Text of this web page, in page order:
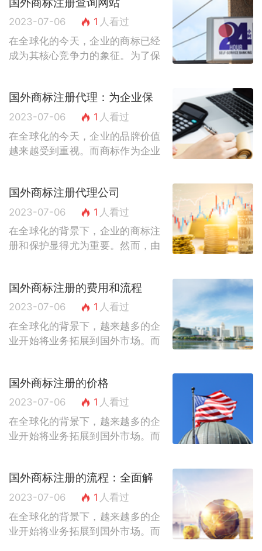
法的商标注册，企业才能在国外市
场上享有合...
2023-07-06 1 人看过
在全球化的今天，企业的商标已经
成为其核心竞争力的象征。为了保
国外商标注册的查询工作，对于大
部分企业来...
国外商标注册代理：为企业保
驾护航
2023-07-06 1 人看过
在全球化的今天，企业的品牌价值
越来越受到重视。而商标作为企业
及的法律法规繁杂，程序复杂，对
于大多数企...
国外商标注册代理公司
2023-07-06 1 人看过
在全球化的背景下，企业的商标注
册和保护显得尤为重要。然而，由
方面面临着诸多困难。为了解决这
一问题，国...
国外商标注册的费用和流程
2023-07-06 1 人看过
在全球化的背景下，越来越多的企
业开始将业务拓展到国外市场。而
国外商标注册的费用和流程，帮助
企业了解并...
国外商标注册的价格
2023-07-06 1 人看过
在全球化的背景下，越来越多的企
业开始将业务拓展到国外市场。而
国家的商标注册费用存在较大差
异，这对企业...
国外商标注册的流程：全面解
析国际商标保护的步骤
2023-07-06 1 人看过
在全球化的背景下，越来越多的企
业开始将业务拓展到国外市场。而